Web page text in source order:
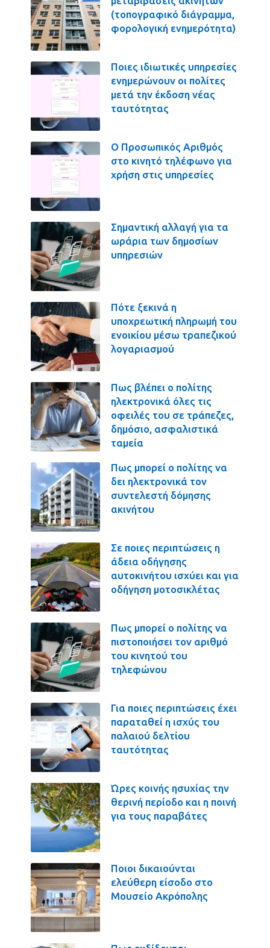
(τοπογραφικό διάγραμμα,
φορολογική ενημερότητα)
Ποιες ιδιωτικές υπηρεσίες
ενημερώνουν οι πολίτες
μετά την έκδοση νέας
ταυτότητας
Ο Προσωπικός Αριθμός
στο κινητό τηλέφωνο για
χρήση στις υπηρεσίες
Σημαντική αλλαγή για τα
ωράρια των δημοσίων
υπηρεσιών
Πότε ξεκινά η
υποχρεωτική πληρωμή του
ενοικίου μέσω τραπεζικού
λογαριασμού
Πως βλέπει ο πολίτης
ηλεκτρονικά όλες τις
οφειλές του σε τράπεζες,
δημόσιο, ασφαλιστικά
ταμεία
Πως μπορεί ο πολίτης να
δει ηλεκτρονικά τον
συντελεστή δόμησης
ακινήτου
Σε ποιες περιπτώσεις η
άδεια οδήγησης
αυτοκινήτου ισχύει και για
οδήγηση μοτοσικλέτας
Πως μπορεί ο πολίτης να
πιστοποιήσει τον αριθμό
του κινητού του
τηλεφώνου
Για ποιες περιπτώσεις έχει
παραταθεί η ισχύς του
παλαιού δελτίου
ταυτότητας
Ώρες κοινής ησυχίας την
θερινή περίοδο και η ποινή
για τους παραβάτες
Ποιοι δικαιούνται
ελεύθερη είσοδο στο
Μουσείο Ακρόπολης